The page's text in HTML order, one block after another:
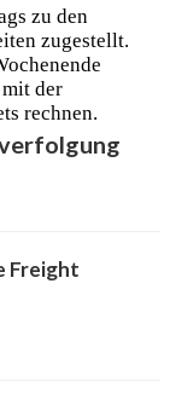
zu den
zugestellt.
der
rechnen.
Freight